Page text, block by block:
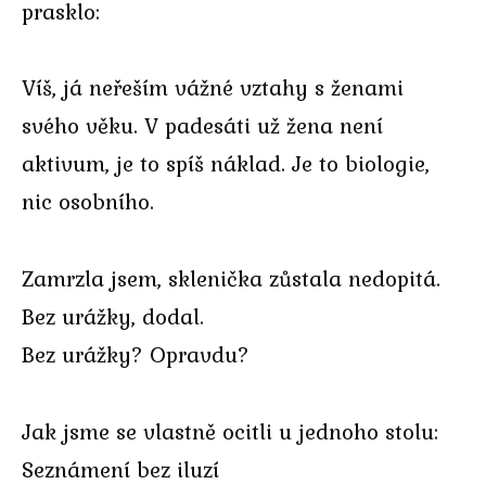
prasklo:
Víš, já neřeším vážné vztahy s ženami
svého věku. V padesáti už žena není
aktivum, je to spíš náklad. Je to biologie,
nic osobního.
Zamrzla jsem, sklenička zůstala nedopitá.
Bez urážky, dodal.
Bez urážky? Opravdu?
Jak jsme se vlastně ocitli u jednoho stolu:
Seznámení bez iluzí